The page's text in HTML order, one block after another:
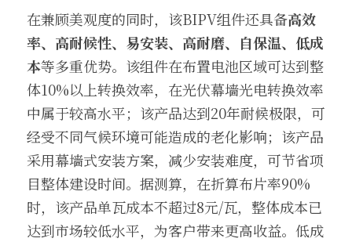
在兼顾美观度的同时，该BIPV组件还具备高效
率、高耐候性、易安装、高耐磨、自保温、低成
本等多重优势。该组件在布置电池区域可达到整
体10%以上转换效率，在光伏幕墙光电转换效率
中属于较高水平；该产品达到20年耐候极限，可
经受不同气候环境可能造成的老化影响；该产品
采用幕墙式安装方案，减少安装难度，可节省项
目整体建设时间。据测算，在折算布片率90%
时，该产品单瓦成本不超过8元/瓦，整体成本已
达到市场较低水平，为客户带来更高收益。低成